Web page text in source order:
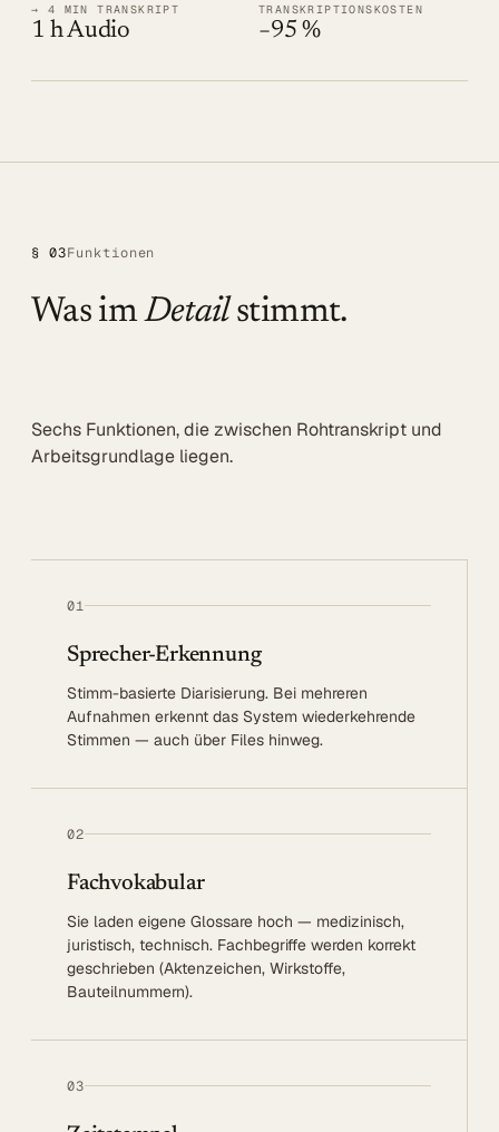
→ 4 MIN TRANSKRIPT
1 h Audio
TRANSKRIPTIONSKOSTEN
−95 %
§ 03Funktionen
Was imDetailstimmt.
Sechs Funktionen, die zwischen Rohtranskript und
Arbeitsgrundlage liegen.
01
Sprecher-Erkennung
Stimm-basierte Diarisierung. Bei mehreren
Aufnahmen erkennt das System wiederkehrende
Stimmen — auch über Files hinweg.
02
Fachvokabular
Sie laden eigene Glossare hoch — medizinisch,
juristisch, technisch. Fachbegriffe werden korrekt
geschrieben (Aktenzeichen, Wirkstoffe,
Bauteilnummern).
03